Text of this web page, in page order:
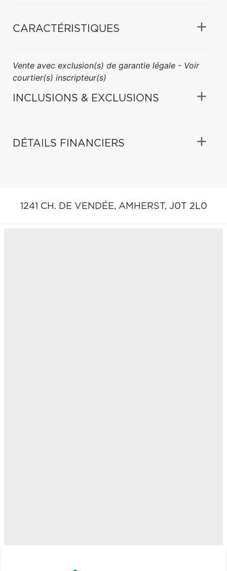
CARACTÉRISTIQUES
Vente avec exclusion(s) de garantie légale - Voir
courtier(s) inscripteur(s)
INCLUSIONS & EXCLUSIONS
DÉTAILS FINANCIERS
1241 CH. DE VENDÉE, AMHERST, J0T 2L0